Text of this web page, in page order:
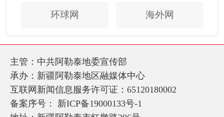
环球网 海外网
主管：中共阿勒泰地委宣传部
承办：新疆阿勒泰地区融媒体中心
互联网新闻信息服务许可证：65120180002
备案序号： 新ICP备19000133号-1